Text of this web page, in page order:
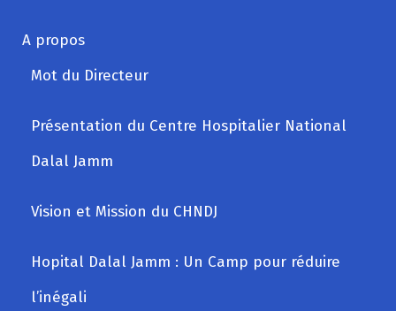
A propos
Mot du Directeur
Présentation du Centre Hospitalier National
Dalal Jamm
Vision et Mission du CHNDJ
Hopital Dalal Jamm : Un Camp pour réduire
l’inégali